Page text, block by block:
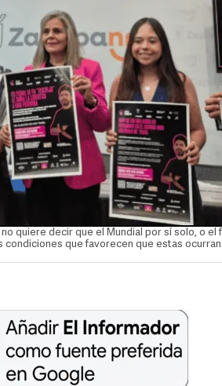
quiere decir que el Mundial por sí solo, o
que favorecen que estas ocurran.